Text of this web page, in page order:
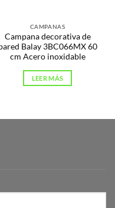
CAMPANAS
Campana decorativa de
Balay 3BC066MX 60
cm Acero inoxidable
LEER MÁS